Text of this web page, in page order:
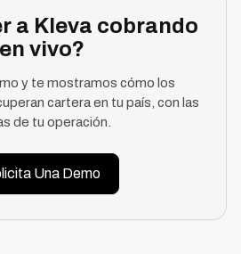
a Kleva cobrando
en vivo?
y te mostramos cómo los
cartera en tu país, con las
de tu operación.
Una Demo